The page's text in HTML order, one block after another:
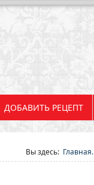
ДОБАВИТЬ РЕЦЕПТ
Вы здесь: Главная.